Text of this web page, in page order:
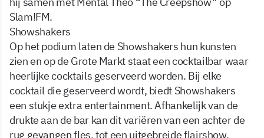
Slam!FM.
Showshakers
Op het podium laten de Showshakers hun kunsten
zien en op de Grote Markt staat een cocktailbar waar
heerlijke cocktails geserveerd worden. Bij elke
cocktail die geserveerd wordt, biedt Showshakers
een stukje extra entertainment. Afhankelijk van de
drukte aan de bar kan dit variëren van een achter de
rug gevangen fles, tot een uitgebreide flairshow.